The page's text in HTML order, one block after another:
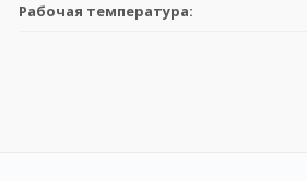
Рабочая температура: